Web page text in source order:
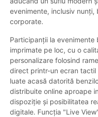
evenimente, inclusiv nunți,
corporate.
Participanții la
imprimate pe loc, cu o
personalizare folosind
direct printr-un ecran
luate acasă datorită
distribuite online aproape
dispoziție și posibilitatea
digitale. Funcția "Live